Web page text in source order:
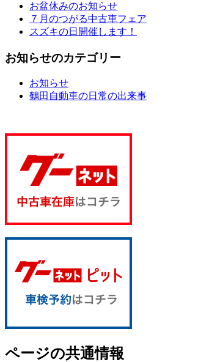
お盆休みのお知らせ
７月のつがる中古車フェア
スズキの日開催します！
お知らせのカテゴリー
お知らせ
鶴田自動車の日常の出来事
ページの共通情報